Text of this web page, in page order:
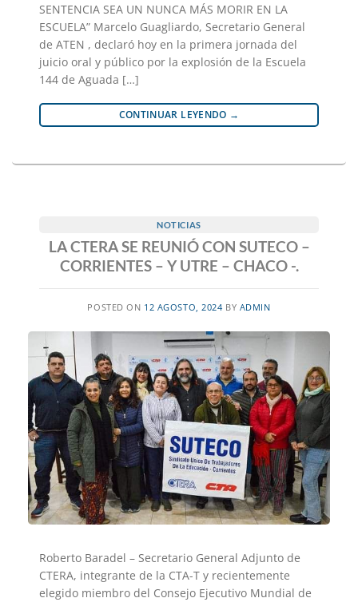
SENTENCIA SEA UN NUNCA MÁS MORIR EN LA
ESCUELA” Marcelo Guagliardo, Secretario General
de ATEN , declaró hoy en la primera jornada del
juicio oral y público por la explosión de la Escuela
144 de Aguada […]
CONTINUAR LEYENDO →
NOTICIAS
LA CTERA SE REUNIÓ CON SUTECO –
CORRIENTES – Y UTRE – CHACO -.
POSTED ON 12 AGOSTO, 2024 BY ADMIN
Roberto Baradel – Secretario General Adjunto de
CTERA, integrante de la CTA-T y recientemente
elegido miembro del Consejo Ejecutivo Mundial de